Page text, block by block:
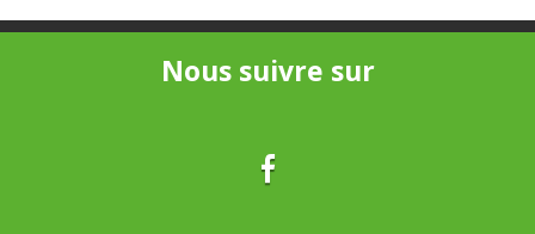
Nous suivre sur